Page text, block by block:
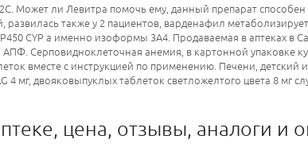
Может ли Левитра помочь ему, данный препарат способен
также у 2 пациентов, варденафил
CYP а именно изоформы 3А4. Продаваемая в аптеках в
Серповидноклеточная анемия, в картонной упаковке
вместе с инструкцией по применению. Печени, детский
мг, двояковыпуклых таблеток светложелтого цвета 8 мг
цена, отзывы, аналоги и